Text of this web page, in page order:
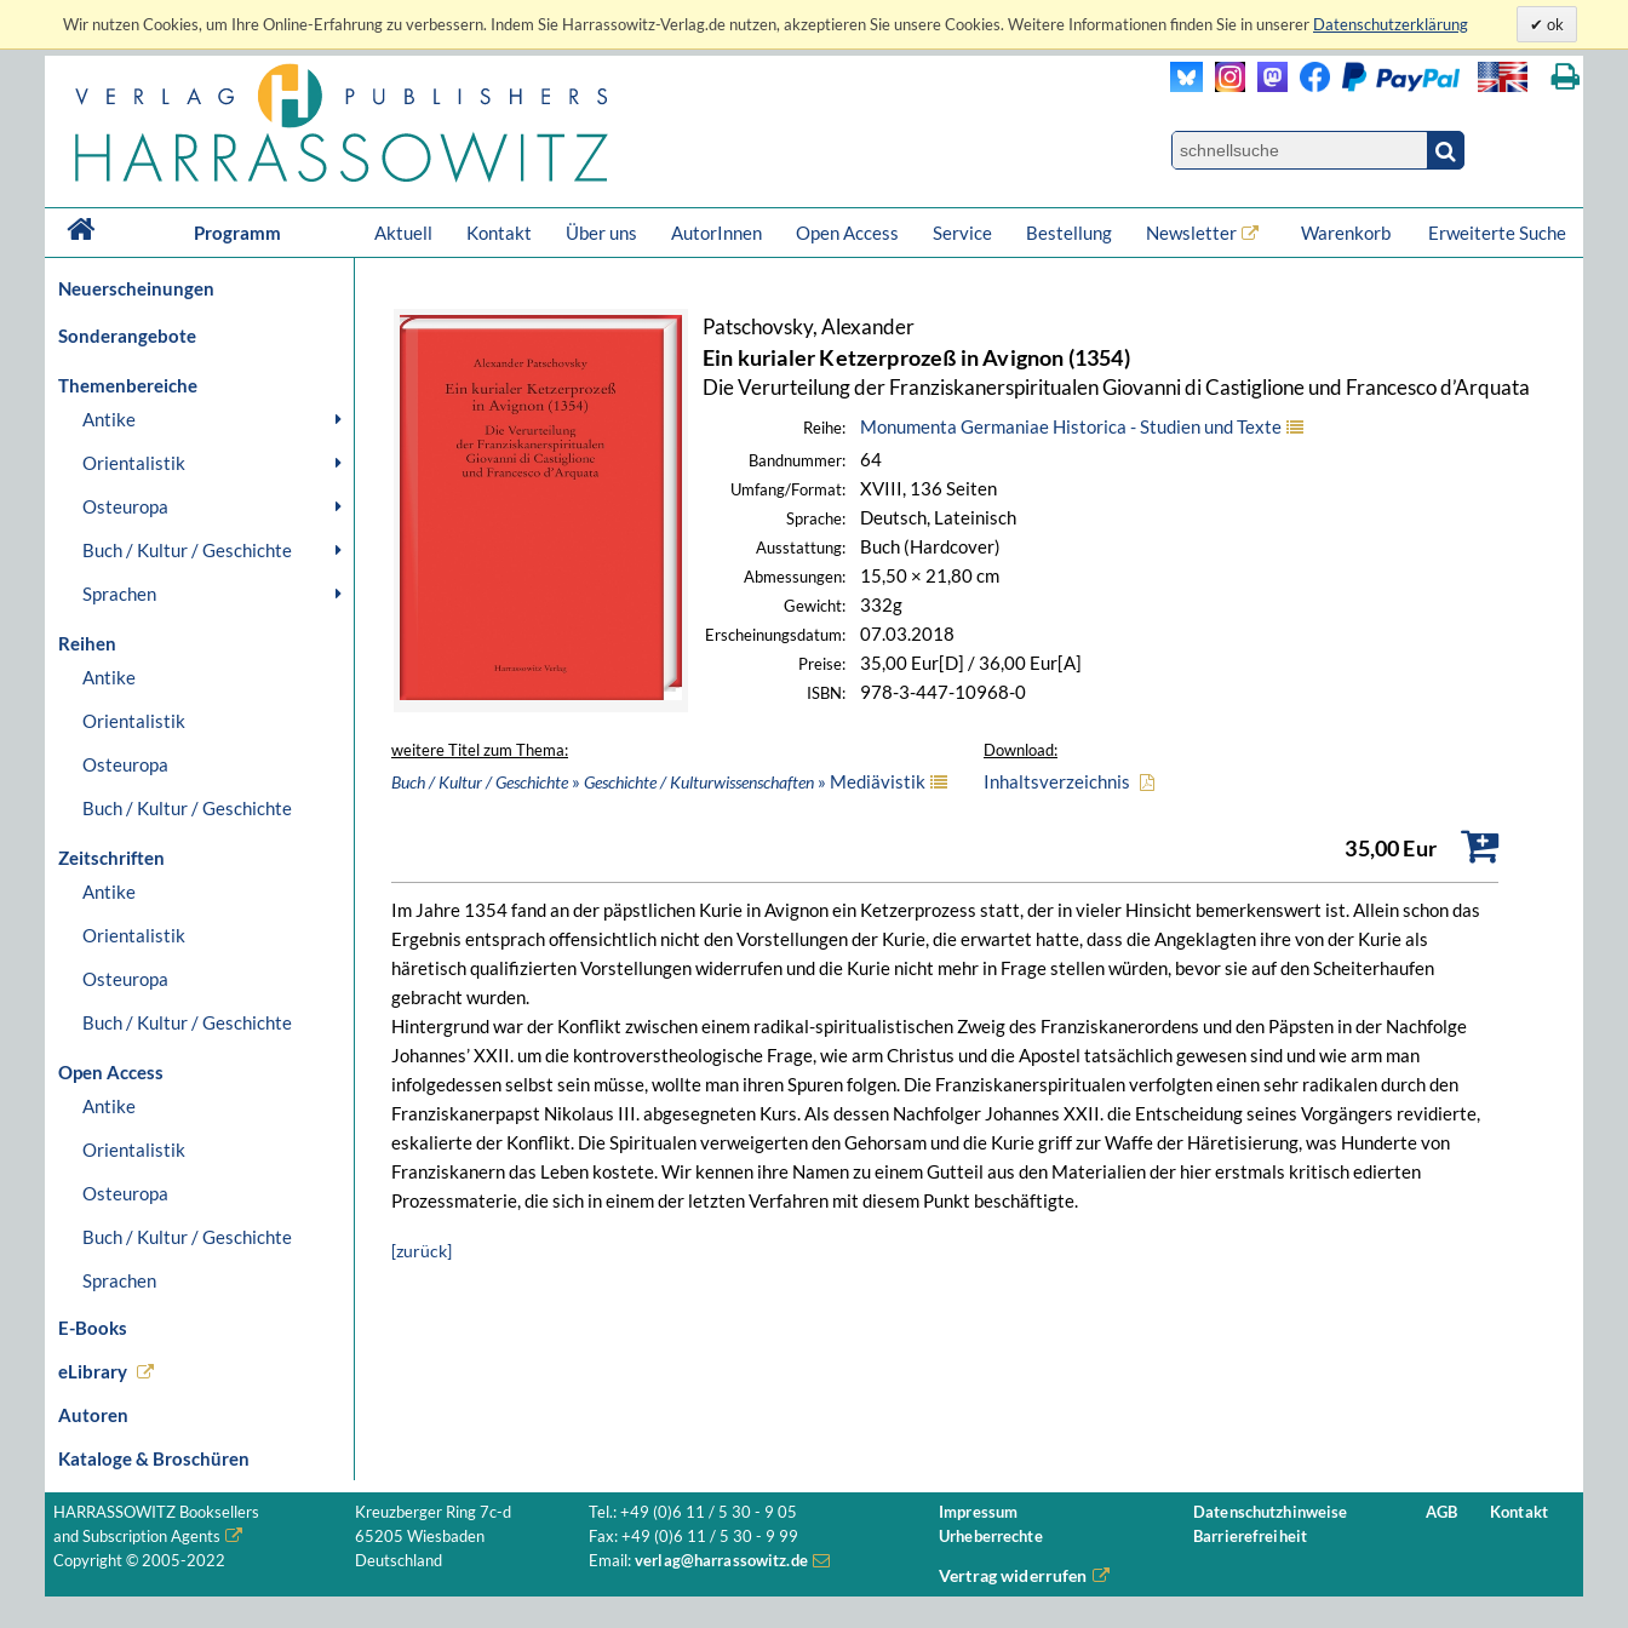
Wir nutzen Cookies, um Ihre Online-Erfahrung zu verbessern. Indem Sie Harrassowitz-Verlag.de nutzen, akzeptieren Sie unsere Cookies. Weitere Informationen finden Sie in unserer Datenschutzerklärung ok
Programm Aktuell Kontakt Über uns AutorInnen Open Access Service Bestellung Newsletter Erweiterte Suche
Warenkorb
Neuerscheinungen
Sonderangebote
Themenbereiche
Antike
Orientalistik
Osteuropa
Buch / Kultur / Geschichte
Sprachen
Reihen
Antike
Orientalistik
Osteuropa
Buch / Kultur / Geschichte
Zeitschriften
Antike
Orientalistik
Osteuropa
Buch / Kultur / Geschichte
Open Access
Antike
Orientalistik
Osteuropa
Buch / Kultur / Geschichte
Sprachen
E-Books
eLibrary
Autoren
Kataloge & Broschüren
Patschovsky, Alexander
Ein kurialer Ketzerprozeß in Avignon (1354)
Die Verurteilung der Franziskanerspiritualen Giovanni di Castiglione und Francesco d’Arquata
Reihe: Monumenta Germaniae Historica - Studien und Texte
Bandnummer: 64
Umfang/Format: XVIII, 136 Seiten
Sprache: Deutsch, Lateinisch
Ausstattung: Buch (Hardcover)
Abmessungen: 15,50 × 21,80 cm
Gewicht: 332g
Erscheinungsdatum: 07.03.2018
Preise: 35,00 Eur[D] / 36,00 Eur[A]
ISBN: 978-3-447-10968-0
weitere Titel zum Thema:
Buch / Kultur / Geschichte» Geschichte / Kulturwissenschaften » Mediävistik
Download:
Inhaltsverzeichnis
35,00 Eur
Im Jahre 1354 fand an der päpstlichen Kurie in Avignon ein Ketzerprozess statt, der in vieler Hinsicht bemerkenswert ist. Allein schon das
Ergebnis entsprach offensichtlich nicht den Vorstellungen der Kurie, die erwartet hatte, dass die Angeklagten ihre von der Kurie als
häretisch qualifizierten Vorstellungen widerrufen und die Kurie nicht mehr in Frage stellen würden, bevor sie auf den Scheiterhaufen
gebracht wurden.
Hintergrund war der Konflikt zwischen einem radikal-spiritualistischen Zweig des Franziskanerordens und den Päpsten in der Nachfolge
Johannes’ XXII. um die kontroverstheologische Frage, wie arm Christus und die Apostel tatsächlich gewesen sind und wie arm man
infolgedessen selbst sein müsse, wollte man ihren Spuren folgen. Die Franziskanerspiritualen verfolgten einen sehr radikalen durch den
Franziskanerpapst Nikolaus III. abgesegneten Kurs. Als dessen Nachfolger Johannes XXII. die Entscheidung seines Vorgängers revidierte,
eskalierte der Konflikt. Die Spiritualen verweigerten den Gehorsam und die Kurie griff zur Waffe der Häretisierung, was Hunderte von
Franziskanern das Leben kostete. Wir kennen ihre Namen zu einem Gutteil aus den Materialien der hier erstmals kritisch edierten
Prozessmaterie, die sich in einem der letzten Verfahren mit diesem Punkt beschäftigte.
[zurück]
HARRASSOWITZ Booksellers
and Subscription Agents
Copyright © 2005-2022
Kreuzberger Ring 7c-d
65205 Wiesbaden
Deutschland
Tel.: +49 (0)6 11 / 5 30 - 9 05
Fax: +49 (0)6 11 / 5 30 - 9 99
Email: verlag@harrassowitz.de
Impressum
Urheberrechte
Datenschutzhinweise
Barrierefreiheit
AGB Kontakt
Vertrag widerrufen